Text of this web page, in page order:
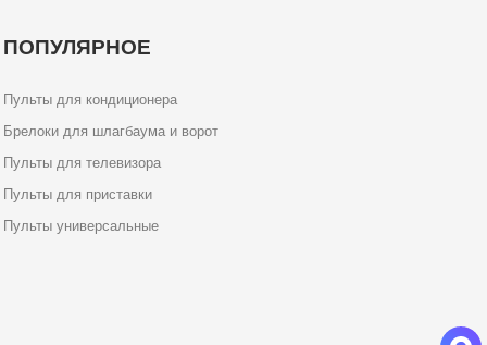
ПОПУЛЯРНОЕ
Пульты для кондиционера
Брелоки для шлагбаума и ворот
Пульты для телевизора
Пульты для приставки
Пульты универсальные